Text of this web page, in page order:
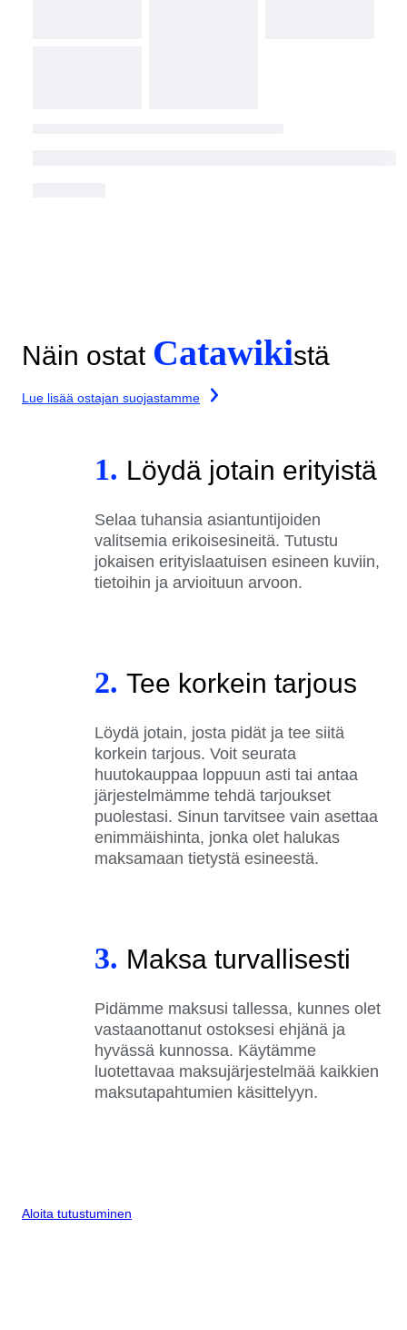
Näin ostat Catawikistä
Lue lisää ostajan suojastamme
1. Löydä jotain erityistä
Selaa tuhansia asiantuntijoiden
valitsemia erikoisesineitä. Tutustu
jokaisen erityislaatuisen esineen kuviin,
tietoihin ja arvioituun arvoon.
2. Tee korkein tarjous
Löydä jotain, josta pidät ja tee siitä
korkein tarjous. Voit seurata
huutokauppaa loppuun asti tai antaa
järjestelmämme tehdä tarjoukset
puolestasi. Sinun tarvitsee vain asettaa
enimmäishinta, jonka olet halukas
maksamaan tietystä esineestä.
3. Maksa turvallisesti
Pidämme maksusi tallessa, kunnes olet
vastaanottanut ostoksesi ehjänä ja
hyvässä kunnossa. Käytämme
luotettavaa maksujärjestelmää kaikkien
maksutapahtumien käsittelyyn.
Aloita tutustuminen